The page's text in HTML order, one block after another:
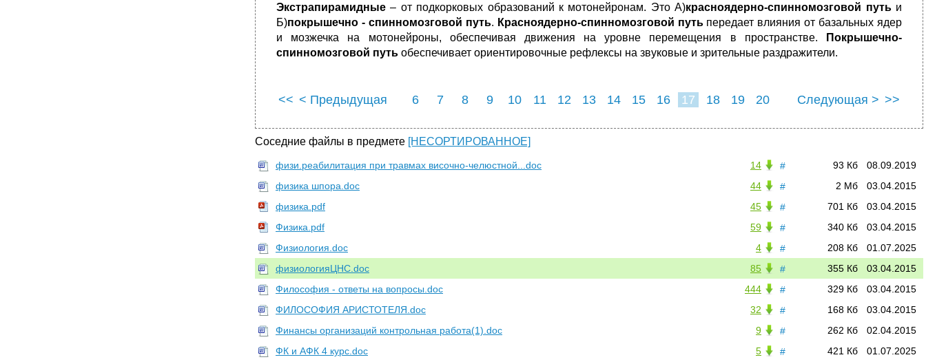
Экстрапирамидные– от подкорковых образований к мотонейронам. Это А)красноядерно-спинномозговой путьи
Б)покрышечно - спинномозговой путь. Красноядерно-спинномозговой путьпередает влияния от базальных ядер
и мозжечка на мотонейроны, обеспечивая движения на уровне перемещения в пространстве.
Покрышечно-
спинномозговой путь обеспечивает ориентировочные рефлексы на звуковые и зрительные раздражители.
<< < Предыдущая 6 7 8 9 10 11 12 13 14 15 16 17 18 19 20 Следующая > >>
Соседние файлы в предмете [НЕСОРТИРОВАННОЕ]
# 08.09.2019
93 Кб
14
физи.реабилитация при травмах височно-челюстной...doc
#
03.04.2015
2 Мб
44
физика шпора.doc
#
03.04.2015
701 Кб
45
физика.pdf
#
03.04.2015
340 Кб
59
Физика.pdf
#
01.07.2025
208 Кб
4
Физиология.doc
#
03.04.2015
355 Кб
85
физиологияЦНС.doc
#
03.04.2015
329 Кб
444
Философия - ответы на вопросы.doc
#
03.04.2015
168 Кб
32
ФИЛОСОФИЯ АРИСТОТЕЛЯ.doc
#
02.04.2015
262 Кб
9
Финансы организаций контрольная работа(1).doc
#
01.07.2025
421 Кб
5
ФК и АФК 4 курс.doc